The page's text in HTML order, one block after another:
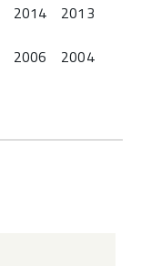
2014
2013
2006
2004